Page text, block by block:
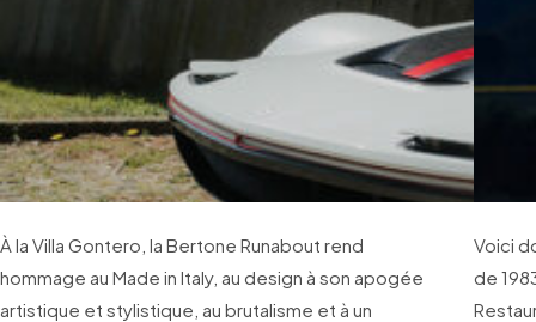
À la Villa Gontero, la Bertone Runabout rend
hommage au Made in Italy, au design à son apogée
artistique et stylistique, au brutalisme et à un
Voici
de